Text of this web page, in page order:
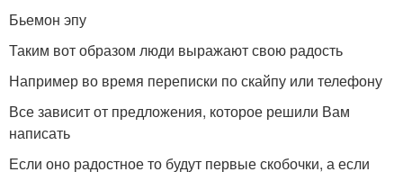
Бьемон эпу
Таким вот образом люди выражают свою радость
Например во время переписки по скайпу или телефону
Все зависит от предложения, которое решили Вам
написать
Если оно радостное то будут первые скобочки, а если